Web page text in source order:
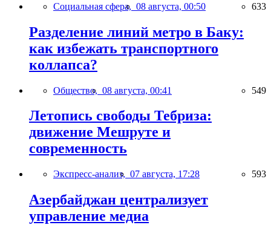
Социальная сфера, 08 августа, 00:50 633
Разделение линий метро в Баку:
как избежать транспортного
коллапса?
Общество, 08 августа, 00:41 549
Летопись свободы Тебриза:
движение Мешруте и
современность
Экспресс-анализ, 07 августа, 17:28 593
Азербайджан централизует
управление медиа